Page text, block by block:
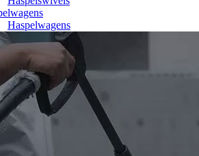
Haspelwagens